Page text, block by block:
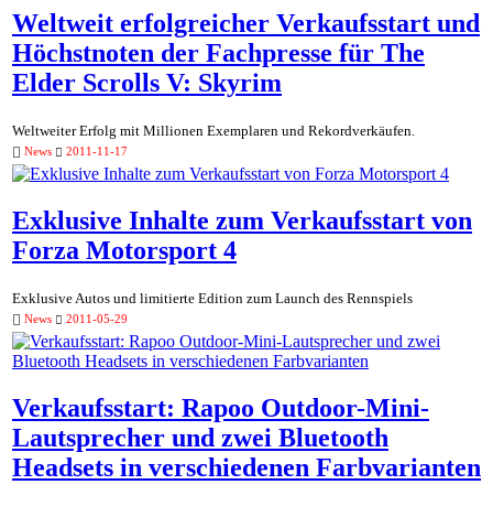
Weltweit erfolgreicher Verkaufsstart und
Höchstnoten der Fachpresse für The
Elder Scrolls V: Skyrim
Weltweiter Erfolg mit Millionen Exemplaren und Rekordverkäufen.
News 2011-11-17
Exklusive Inhalte zum Verkaufsstart von
Forza Motorsport 4
Exklusive Autos und limitierte Edition zum Launch des Rennspiels
News 2011-05-29
Verkaufsstart: Rapoo Outdoor-Mini-
Lautsprecher und zwei Bluetooth
Headsets in verschiedenen Farbvarianten